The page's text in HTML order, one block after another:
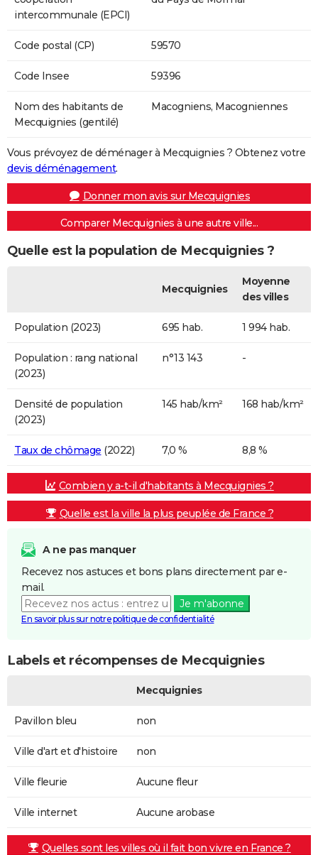
intercommunale (EPCI)
Code postal (CP) 59570
Code Insee 59396
Nom des habitants de
Mecquignies (gentilé)
Macogniens, Macogniennes
Vous prévoyez de déménager à Mecquignies ? Obtenez votre
devis déménagement.
Donner mon avis sur Mecquignies
Comparer Mecquignies à une autre ville...
Quelle est la population de Mecquignies ?
Mecquignies
Moyenne
des villes
Population (2023) 695 hab. 1 994 hab.
Population : rang national
(2023)
n°13 143 -
Densité de population
(2023)
145 hab/km² 168 hab/km²
Taux de chômage (2022) 7,0 % 8,8 %
Combien y a-t-il d'habitants à Mecquignies ?
Quelle est la ville la plus peuplée de France ?
A ne pas manquer
Recevez nos astuces et bons plans directement par e-
mail.
Je m'abonne
En savoir plus sur notre politique de confidentialité
Labels et récompenses de Mecquignies
Mecquignies
Pavillon bleu non
Ville d'art et d'histoire non
Ville fleurie Aucune fleur
Ville internet Aucune arobase
Quelles sont les villes où il fait bon vivre en France ?